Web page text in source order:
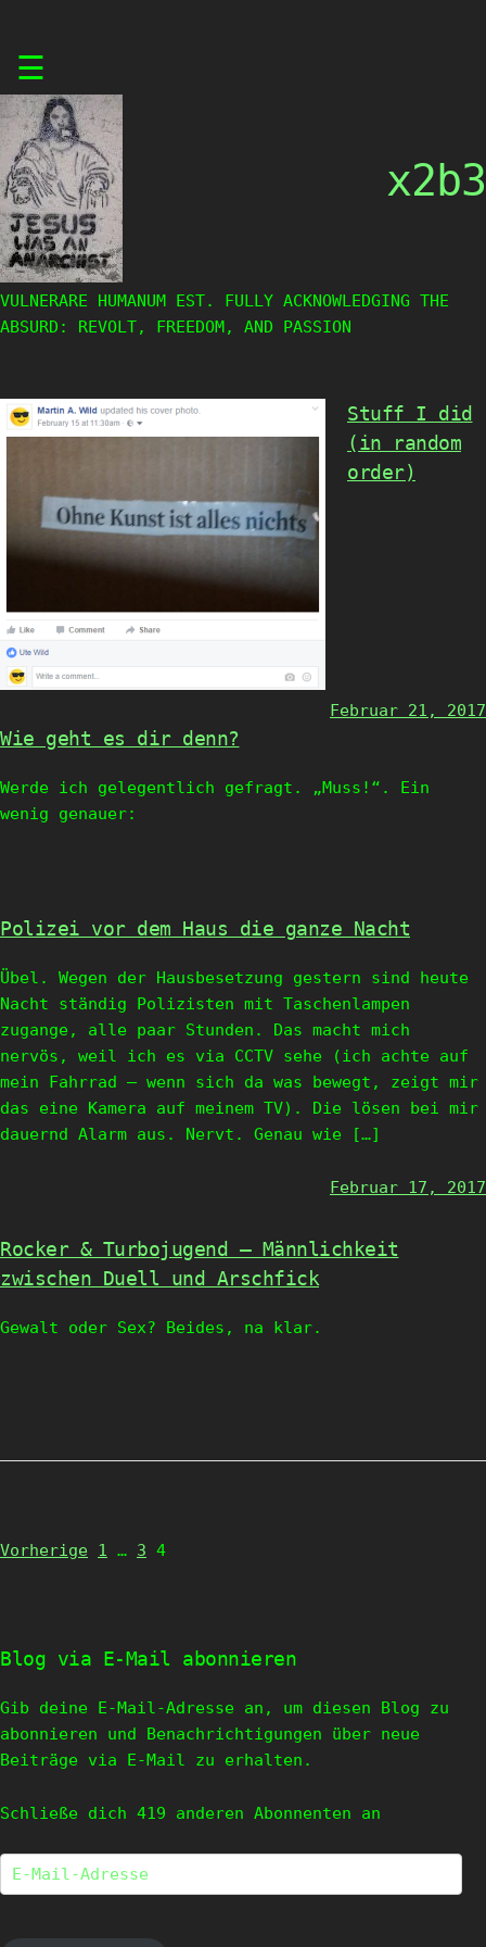
content
☰
x2b3
VULNERARE HUMANUM EST. FULLY ACKNOWLEDGING THE
ABSURD: REVOLT, FREEDOM, AND PASSION
Stuff I did
(in random
order)
Februar 21, 2017
Wie geht es dir denn?
Werde ich gelegentlich gefragt. „Muss!“. Ein
wenig genauer:
Polizei vor dem Haus die ganze Nacht
Übel. Wegen der Hausbesetzung gestern sind heute
Nacht ständig Polizisten mit Taschenlampen
zugange, alle paar Stunden. Das macht mich
nervös, weil ich es via CCTV sehe (ich achte auf
mein Fahrrad – wenn sich da was bewegt, zeigt mir
das eine Kamera auf meinem TV). Die lösen bei mir
dauernd Alarm aus. Nervt. Genau wie […]
Februar 17, 2017
Rocker & Turbojugend – Männlichkeit
zwischen Duell und Arschfick
Gewalt oder Sex? Beides, na klar.
Vorherige Page
1 … Page
3 Page
4
Blog via E-Mail abonnieren
Gib deine E-Mail-Adresse an, um diesen Blog zu
abonnieren und Benachrichtigungen über neue
Beiträge via E-Mail zu erhalten.
Schließe dich 419 anderen Abonnenten an
E-
Mail-